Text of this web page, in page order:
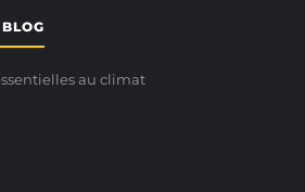
au climat